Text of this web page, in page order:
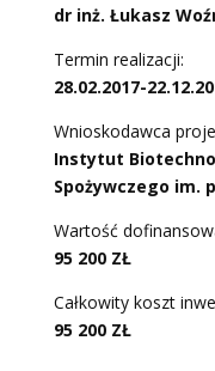
dr inż. Łukasz
Termin realizacji:
28.02.2017-
Wnioskodawca
Instytut
Spożywczego im.
Wartość
95 200 ZŁ
Całkowity koszt
95 200 ZŁ